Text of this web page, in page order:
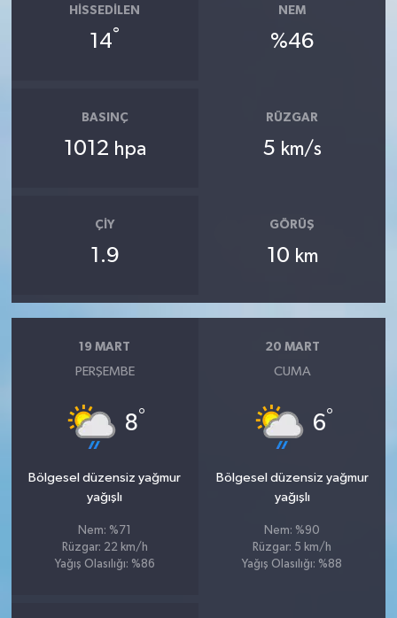
HISSEDILEN
14°
NEM
%46
BASINÇ
1012 hpa
RÜZGAR
5 km/s
ÇIY
1.9
GÖRÜŞ
10 km
19 MART
PERŞEMBE
8°
Bölgesel düzensiz yağmur
yağışlı
Nem: %71
Rüzgar: 22 km/h
Yağış Olasılığı: %86
20 MART
CUMA
6°
Bölgesel düzensiz yağmur
yağışlı
Nem: %90
Rüzgar: 5 km/h
Yağış Olasılığı: %88